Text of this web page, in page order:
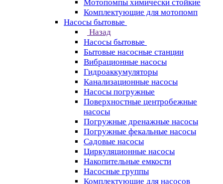
Мотопомпы химически стойкие
Комплектующие для мотопомп
Насосы бытовые
Назад
Насосы бытовые
Бытовые насосные станции
Вибрационные насосы
Гидроаккумуляторы
Канализационные насосы
Насосы погружные
Поверхностные центробежные
насосы
Погружные дренажные насосы
Погружные фекальные насосы
Садовые насосы
Циркуляционные насосы
Накопительные емкости
Насосные группы
Комплектующие для насосов